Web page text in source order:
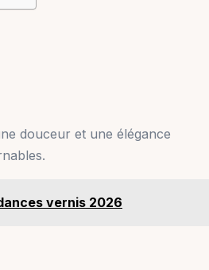
douceur et une élégance
vernis 2026